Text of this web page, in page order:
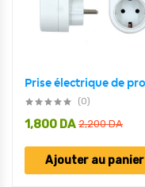
(0)
2,200DA
1,800 DA
Ajouter au panier